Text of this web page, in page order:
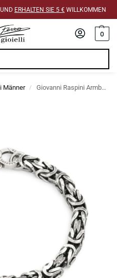
UND ERHALTEN SIE 5 € WILLKOMMEN
0
Männer / Giovanni Raspini Armband Quadra Byzantinische Ketten Groß